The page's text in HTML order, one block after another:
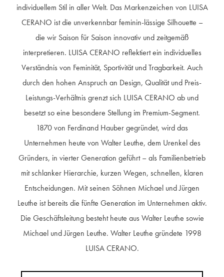
individuellem Stil in aller Welt. Das Markenzeichen von LUISA
CERANO ist die unverkennbar feminin-lässige Silhouette –
die wir Saison für Saison innovativ und zeitgemäß
interpretieren. LUISA CERANO reflektiert ein individuelles
Verständnis von Feminität, Sportivität und Tragbarkeit. Auch
durch den hohen Anspruch an Design, Qualität und Preis-
Leistungs-Verhältnis grenzt sich LUISA CERANO ab und
besetzt so eine besondere Stellung im Premium-Segment.
1870 von Ferdinand Hauber gegründet, wird das
Unternehmen heute von Walter Leuthe, dem Urenkel des
Gründers, in vierter Generation geführt – als Familienbetrieb
mit schlanker Hierarchie, kurzen Wegen, schnellen, klaren
Entscheidungen. Mit seinen Söhnen Michael und Jürgen
Leuthe ist bereits die fünfte Generation im Unternehmen aktiv.
Die Geschäftsleitung besteht heute aus Walter Leuthe sowie
Michael und Jürgen Leuthe. Walter Leuthe gründete 1998
LUISA CERANO.